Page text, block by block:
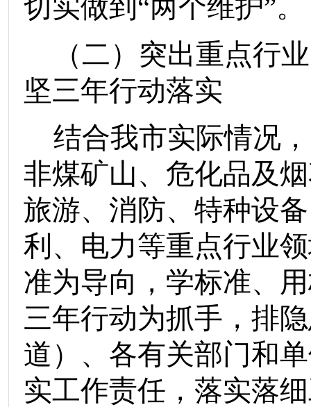
切实做到“两个维护”。
（二） 突出重点行
坚三年行动落实
结合我市实际情况
非煤矿山、危化品及
旅游、消防、特种设
利、电力等重点行业
准为导向，学标准、
三年行动为抓手，排
道）、各有关部门和
实工作责任， 落实落